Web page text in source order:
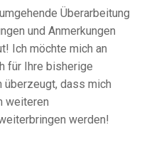
Überarbeitung
und Anmerkungen
Ich möchte mich an
für Ihre bisherige
überzeugt, dass mich
weiteren
werden!